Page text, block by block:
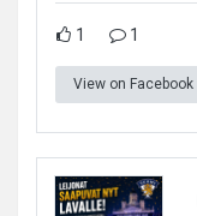
1 1
View on Facebook